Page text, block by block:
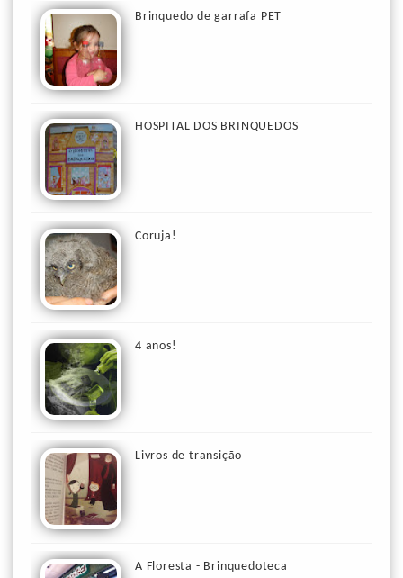
Brinquedo de garrafa PET
HOSPITAL DOS BRINQUEDOS
Coruja!
4 anos!
Livros de transição
A Floresta - Brinquedoteca